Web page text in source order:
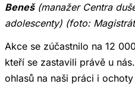
Beneš(manažer Centra
adolescenty) (foto:
Akce se zúčastnilo na 12
kteří se zastavili právě u
ohlasů na naši práci i